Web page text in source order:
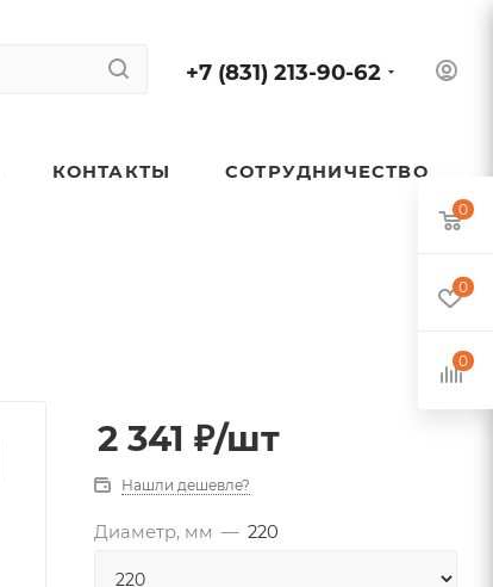
+7 (831) 213-90-62
КОНТАКТЫ СОТРУДНИЧЕСТВО
2 341 ₽/шт
Нашли дешевле?
Диаметр, мм — 220
0
0
0